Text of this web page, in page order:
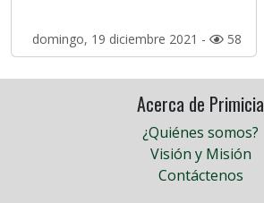
domingo, 19 diciembre 2021 - 58
Acerca de Primicia
¿Quiénes somos?
Visión y Misión
Contáctenos